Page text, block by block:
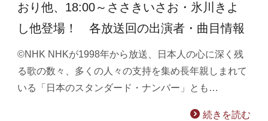
おり他、18:00～ささきいさお・氷川きよ
し他登場！ 各放送回の出演者・曲目情報
©NHK NHKが1998年から放送、日本人の心に深く残
る歌の数々、多くの人々の支持を集め長年親しまれて
いる「日本のスタンダード・ナンバー」とも…
続きを読む